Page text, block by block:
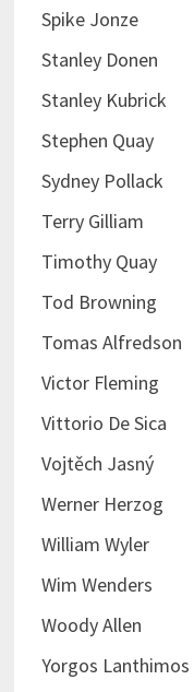
Spike Jonze
Stanley Donen
Stanley Kubrick
Stephen Quay
Sydney Pollack
Terry Gilliam
Timothy Quay
Tod Browning
Tomas Alfredson
Victor Fleming
Vittorio De Sica
Vojtěch Jasný
Werner Herzog
William Wyler
Wim Wenders
Woody Allen
Yorgos Lanthimos